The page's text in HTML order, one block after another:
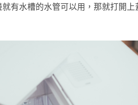
有水槽的水管可以用，那就打開上